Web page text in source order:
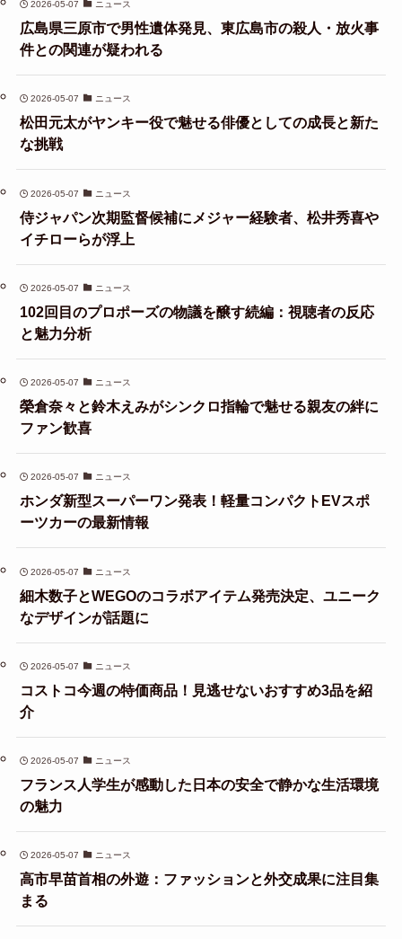
2026-05-07 ニュース
広島県三原市で男性遺体発見、東広島市の殺人・放火事
件との関連が疑われる
2026-05-07 ニュース
松田元太がヤンキー役で魅せる俳優としての成長と新た
な挑戦
2026-05-07 ニュース
侍ジャパン次期監督候補にメジャー経験者、松井秀喜や
イチローらが浮上
2026-05-07 ニュース
102回目のプロポーズの物議を醸す続編：視聴者の反応
と魅力分析
2026-05-07 ニュース
榮倉奈々と鈴木えみがシンクロ指輪で魅せる親友の絆に
ファン歓喜
2026-05-07 ニュース
ホンダ新型スーパーワン発表！軽量コンパクトEVスポ
ーツカーの最新情報
2026-05-07 ニュース
細木数子とWEGOのコラボアイテム発売決定、ユニーク
なデザインが話題に
2026-05-07 ニュース
コストコ今週の特価商品！見逃せないおすすめ3品を紹
介
2026-05-07 ニュース
フランス人学生が感動した日本の安全で静かな生活環境
の魅力
2026-05-07 ニュース
高市早苗首相の外遊：ファッションと外交成果に注目集
まる